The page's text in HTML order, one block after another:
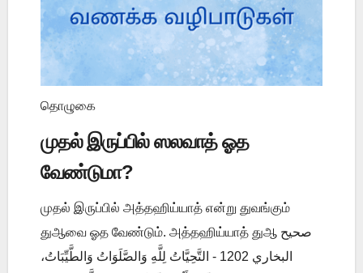
தொழுகை
முதல் இருப்பில் ஸலவாத் ஓத
வேண்டுமா?
முதல் இருப்பில் அத்தஹிய்யாத் என்று துவங்கும்
துஆவை ஓத வேண்டும். அத்தஹிய்யாத் துஆ صحيح
البخاري 1202 - التَّحِيَّاتُ لِلَّهِ وَالصَّلَوَاتُ وَالطَّيِّبَاتُ،